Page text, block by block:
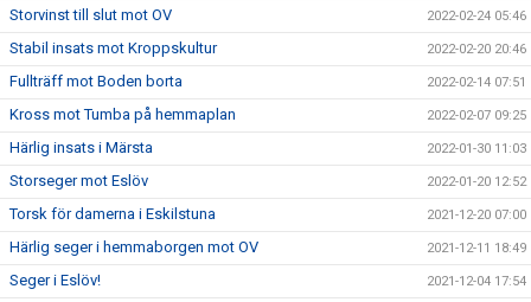
Storvinst till slut mot OV 2022-02-24 05:46
Stabil insats mot Kroppskultur 2022-02-20 20:46
Fullträff mot Boden borta 2022-02-14 07:51
Kross mot Tumba på hemmaplan 2022-02-07 09:25
Härlig insats i Märsta 2022-01-30 11:03
Storseger mot Eslöv 2022-01-20 12:52
Torsk för damerna i Eskilstuna 2021-12-20 07:00
Härlig seger i hemmaborgen mot OV 2021-12-11 18:49
Seger i Eslöv! 2021-12-04 17:54